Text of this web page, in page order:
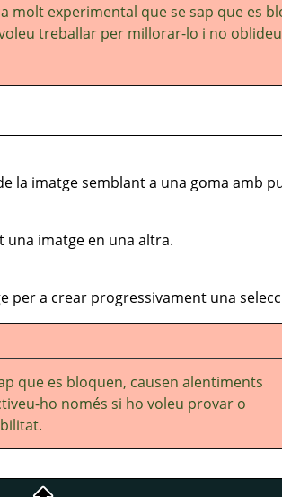
molt experimental que se sap que es
treballar per millorar-lo i no oblideu
la imatge semblant a una goma amb
imatge en una altra.
per a crear progressivament una
que es bloquen, causen alentiments
ho només si ho voleu provar o